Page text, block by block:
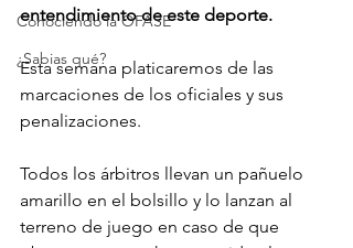
Conociendo la OFASE
¿Sabias qué?
entendimiento de este deporte.
Esta semana platicaremos de las
marcaciones de los oficiales y sus
penalizaciones.
Todos los árbitros llevan un pañuelo
amarillo en el bolsillo y lo lanzan al
terreno de juego en caso de que